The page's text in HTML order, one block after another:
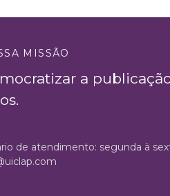
MISSÃO
a
de atendimento: segunda à